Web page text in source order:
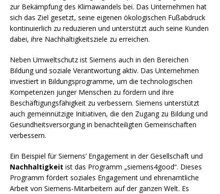
zur Bekämpfung des Klimawandels bei. Das Unternehmen hat
sich das Ziel gesetzt, seine eigenen ökologischen Fußabdruck
kontinuierlich zu reduzieren und unterstützt auch seine Kunden
dabei, ihre Nachhaltigkeitsziele zu erreichen.
Neben Umweltschutz ist Siemens auch in den Bereichen
Bildung und soziale Verantwortung aktiv. Das Unternehmen
investiert in Bildungsprogramme, um die technologischen
Kompetenzen junger Menschen zu fördern und ihre
Beschäftigungsfähigkeit zu verbessern. Siemens unterstützt
auch gemeinnützige Initiativen, die den Zugang zu Bildung und
Gesundheitsversorgung in benachteiligten Gemeinschaften
verbessern.
Ein Beispiel für Siemens‘ Engagement in der Gesellschaft und
Nachhaltigkeit ist das Programm „siemens4good“. Dieses
Programm fördert soziales Engagement und ehrenamtliche
Arbeit von Siemens-Mitarbeitern auf der ganzen Welt. Es